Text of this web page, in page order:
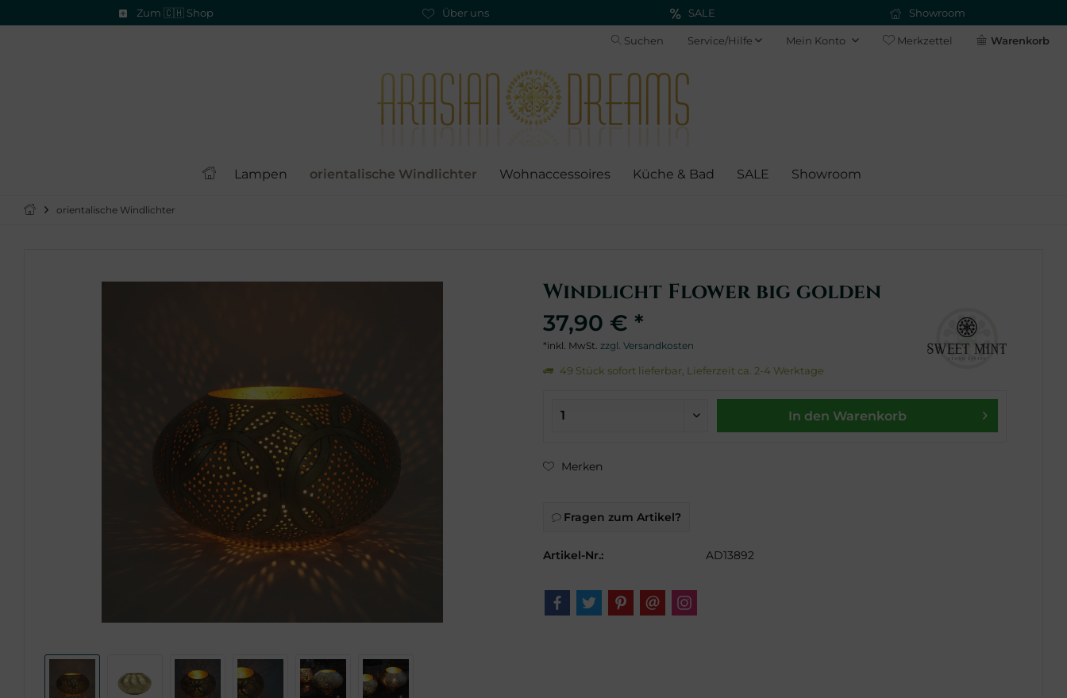
Zum 🇨🇭 Shop Über uns SALE Showroom
Warenkorb
Merkzettel
Mein Konto
Service/Hilfe
Suchen
Lampen orientalische Windlichter Wohnaccessoires Küche & Bad SALE Showroom
orientalische Windlichter
Windlicht Flower big golden
37,90 € *
*inkl. MwSt.zzgl. Versandkosten
49 Stück sofort lieferbar, Lieferzeit ca. 2-4 Werktage
In den Warenkorb
Merken
Fragen zum Artikel?
Artikel-Nr.: AD13892